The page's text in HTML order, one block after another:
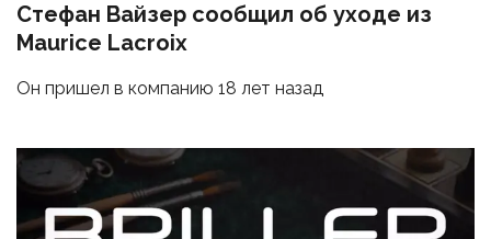
Стефан Вайзер сообщил об уходе из
Maurice Lacroix
Он пришел в компанию 18 лет назад